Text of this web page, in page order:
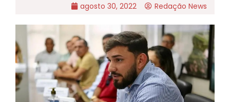
agosto 30, 2022 Redação News